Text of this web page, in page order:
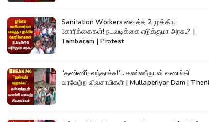
Sanitation Workers வைத்த 2 முக்கிய
கோரிக்கைகள்! நடவடிக்கை எடுக்குமா அரசு..? |
Tambaram | Protest
“தண்ணீர் வந்தாச்சு!”.. கண்ணீருடன் வணங்கி
வரவேற்ற விவசாயிகள் | Mullaperiyar Dam | Theni